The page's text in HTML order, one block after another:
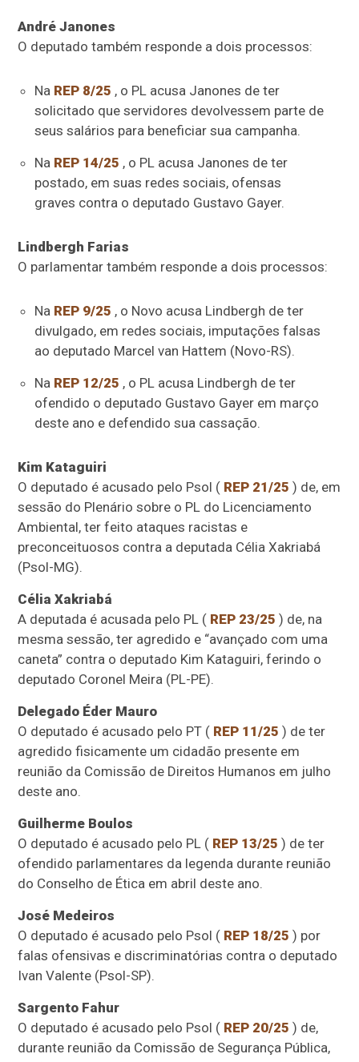
André Janones
O deputado também responde a dois processos:
Na REP 8/25 , o PL acusa Janones de ter
solicitado que servidores devolvessem parte de
seus salários para beneficiar sua campanha.
Na REP 14/25 , o PL acusa Janones de ter
postado, em suas redes sociais, ofensas
graves contra o deputado Gustavo Gayer.
Lindbergh Farias
O parlamentar também responde a dois processos:
Na REP 9/25 , o Novo acusa Lindbergh de ter
divulgado, em redes sociais, imputações falsas
ao deputado Marcel van Hattem (Novo-RS).
Na REP 12/25 , o PL acusa Lindbergh de ter
ofendido o deputado Gustavo Gayer em março
deste ano e defendido sua cassação.
Kim Kataguiri
O deputado é acusado pelo Psol ( REP 21/25 ) de, em
sessão do Plenário sobre o PL do Licenciamento
Ambiental, ter feito ataques racistas e
preconceituosos contra a deputada Célia Xakriabá
(Psol-MG).
Célia Xakriabá
A deputada é acusada pelo PL ( REP 23/25 ) de, na
mesma sessão, ter agredido e “avançado com uma
caneta” contra o deputado Kim Kataguiri, ferindo o
deputado Coronel Meira (PL-PE).
Delegado Éder Mauro
O deputado é acusado pelo PT ( REP 11/25 ) de ter
agredido fisicamente um cidadão presente em
reunião da Comissão de Direitos Humanos em julho
deste ano.
Guilherme Boulos
O deputado é acusado pelo PL ( REP 13/25 ) de ter
ofendido parlamentares da legenda durante reunião
do Conselho de Ética em abril deste ano.
José Medeiros
O deputado é acusado pelo Psol ( REP 18/25 ) por
falas ofensivas e discriminatórias contra o deputado
Ivan Valente (Psol-SP).
Sargento Fahur
O deputado é acusado pelo Psol ( REP 20/25 ) de,
durante reunião da Comissão de Segurança Pública,